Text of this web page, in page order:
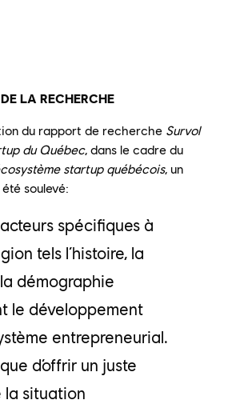
LA RECHERCHE
du rapport de recherche Survol
du Québec, dans le cadre du
startup québécois, un
soulevé:
spécifiques à
tels l’histoire, la
démographie
le développement
entrepreneurial.
d’offrir un juste
la situation